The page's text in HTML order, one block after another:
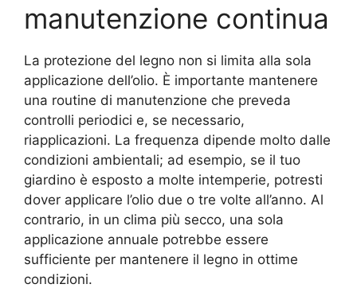
manutenzione continua
La protezione del legno non si limita alla sola
applicazione dell’olio. È importante mantenere
una routine di manutenzione che preveda
controlli periodici e, se necessario,
riapplicazioni. La frequenza dipende molto dalle
condizioni ambientali; ad esempio, se il tuo
giardino è esposto a molte intemperie, potresti
dover applicare l’olio due o tre volte all’anno. Al
contrario, in un clima più secco, una sola
applicazione annuale potrebbe essere
sufficiente per mantenere il legno in ottime
condizioni.